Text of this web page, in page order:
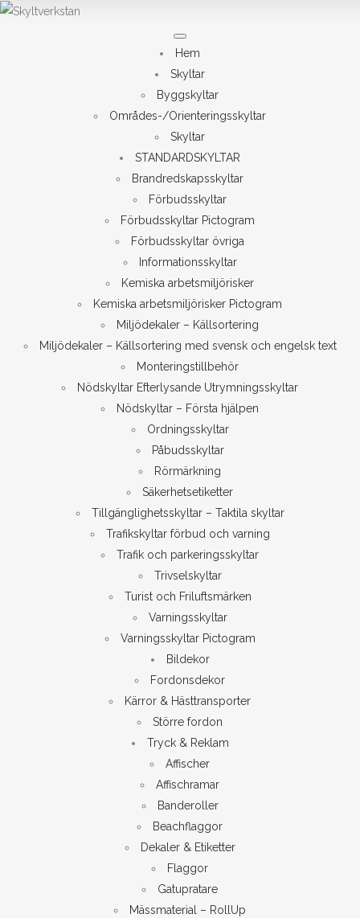
Meny
Hem
Skyltar
Byggskyltar
Områdes-/Orienteringsskyltar
Skyltar
STANDARDSKYLTAR
Brandredskapsskyltar
Förbudsskyltar
Förbudsskyltar Pictogram
Förbudsskyltar övriga
Informationsskyltar
Kemiska arbetsmiljörisker
Kemiska arbetsmiljörisker Pictogram
Miljödekaler – Källsortering
Miljödekaler – Källsortering med svensk och engelsk text
Monteringstillbehör
Nödskyltar Efterlysande Utrymningsskyltar
Nödskyltar – Första hjälpen
Ordningsskyltar
Påbudsskyltar
Rörmärkning
Säkerhetsetiketter
Tillgänglighetsskyltar – Taktila skyltar
Trafikskyltar förbud och varning
Trafik och parkeringsskyltar
Trivselskyltar
Turist och Friluftsmärken
Varningsskyltar
Varningsskyltar Pictogram
Bildekor
Fordonsdekor
Kärror & Hästtransporter
Större fordon
Tryck & Reklam
Affischer
Affischramar
Banderoller
Beachflaggor
Dekaler & Etiketter
Flaggor
Gatupratare
Mässmaterial – RollUp